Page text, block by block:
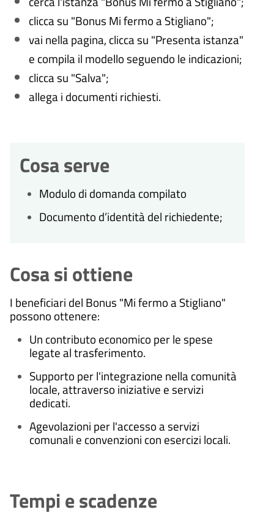
clicca su "Bonus Mi fermo a Stigliano";
vai nella pagina, clicca su "Presenta istanza"
e compila il modello seguendo le indicazioni;
clicca su "Salva";
allega i documenti richiesti.
Cosa serve
Modulo di domanda compilato
Documento d’identità del richiedente;
Cosa si ottiene
I beneficiari del Bonus "Mi fermo a Stigliano"
possono ottenere:
Un contributo economico per le spese
legate al trasferimento.
Supporto per l'integrazione nella comunità
locale, attraverso iniziative e servizi
dedicati.
Agevolazioni per l'accesso a servizi
comunali e convenzioni con esercizi locali.
Tempi e scadenze